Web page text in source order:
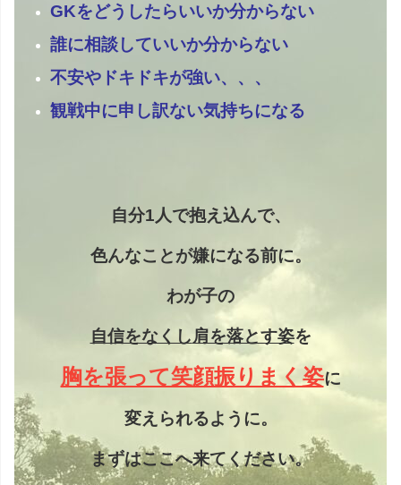
GKをどうしたらいいか分からない
誰に相談していいか分からない
不安やドキドキが強い、、、
観戦中に申し訳ない気持ちになる
自分1人で抱え込んで、
色んなことが嫌になる前に。
わが子の
自信をなくし肩を落とす姿を
胸を張って笑顔振りまく姿に
変えられるように。
まずはここへ来てください。